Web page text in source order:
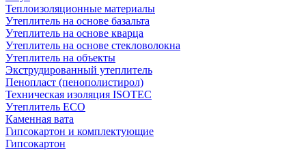
Теплоизоляционные материалы
Утеплитель на основе базальта
Утеплитель на основе кварца
Утеплитель на основе стекловолокна
Утеплитель на объекты
Экструдированный утеплитель
Пенопласт (пенополистирол)
Техническая изоляция ISOTEC
Утеплитель ECO
Каменная вата
Гипсокартон и комплектующие
Гипсокартон